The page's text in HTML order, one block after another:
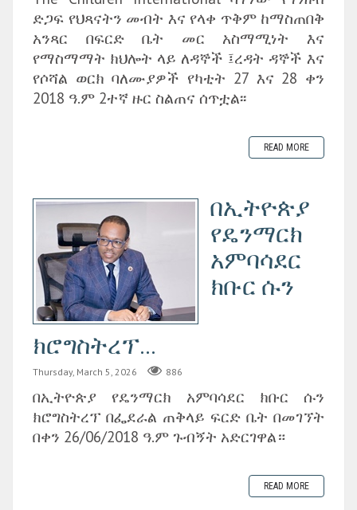
ድጋፍ የህጻናትን መብት እና የላቀ ጥቅም ከማስጠበቅ
አንጻር በፍርድ ቤት መር አስማሚነት እና
የማስማማት ክህሎት ላይ ለዳኞች ፤ረዳት ዳኞች እና
የሶሻል ወርክ ባለሙያዎች የካቲት 27 እና 28 ቀን
2018 ዓ.ም 2ተኛ ዙር ስልጠና ሰጥቷል፡፡
READ MORE
በኢትዮጵያ
የዴንማርክ
አምባሳደር
ክቡር ሱን
ክሮግስትረፕ...
Thursday, March 5, 2026 886
በኢትዮጵያ የዴንማርክ አምባሳደር ክቡር ሱን
ክሮግስትረፕ በፌደራል ጠቅላይ ፍርድ ቤት በመገኘት
በቀን 26/06/2018 ዓ.ም ጉብኝት አድርገዋል።
READ MORE